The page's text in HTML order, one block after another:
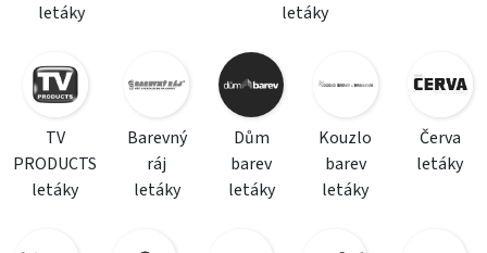
letáky
letáky
TV
PRODUCTS
letáky
Barevný
ráj
letáky
Dům
barev
letáky
Kouzlo
barev
letáky
Červa
letáky